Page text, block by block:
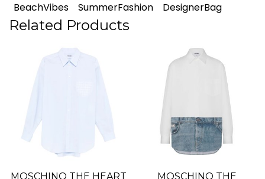
BeachVibes
SummerFashion DesignerBag
Related Products
MOSCHINO THE HEART
MOSCHINO THE